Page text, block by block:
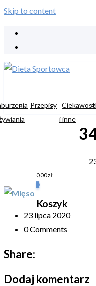
Skip to content
Przepisy
i inne
0,00zł
0
Koszyk
23 lipca 2020
0 Comments
Share:
Dodaj komentarz